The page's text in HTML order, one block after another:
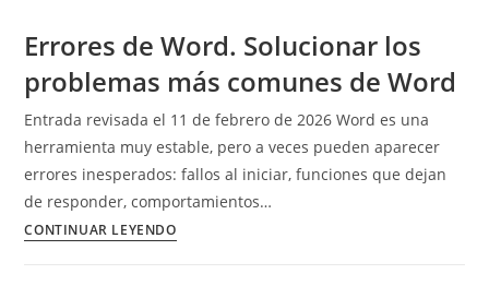
Errores de Word. Solucionar los
problemas más comunes de Word
Entrada revisada el 11 de febrero de 2026 Word es una
herramienta muy estable, pero a veces pueden aparecer
errores inesperados: fallos al iniciar, funciones que dejan
de responder, comportamientos…
CONTINUAR LEYENDOErrores